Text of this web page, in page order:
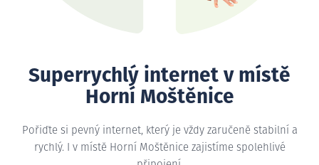
Superrychlý internet v místě
Horní Moštěnice
Pořiďte si pevný internet, který je vždy zaručeně stabilní a
rychlý. I v místě Horní Moštěnice zajistíme spolehlivé